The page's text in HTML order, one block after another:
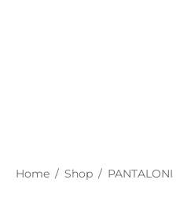
Home / Shop / PANTALONI